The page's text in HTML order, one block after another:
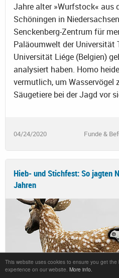
This website uses cookies to ensure you get the
experience on our website. More info.
Jahre alter »Wurfstock« aus
Schöningen in
Senckenberg-Zentrum für
Paläoumwelt der Universität
Universität Liége (Belgien)
analysiert haben. Homo
vermutlich, um Wasservögel
Säugetiere bei der Jagd vor
04/24/2020 Funde &
Hieb- und Stichfest: So jagten
Jahren